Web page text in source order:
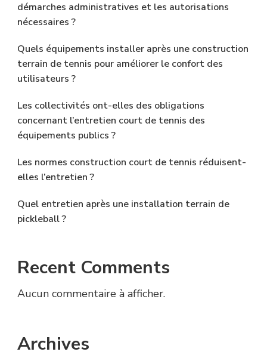
démarches administratives et les autorisations
nécessaires ?
Quels équipements installer après une construction
terrain de tennis pour améliorer le confort des
utilisateurs ?
Les collectivités ont-elles des obligations
concernant l’entretien court de tennis des
équipements publics ?
Les normes construction court de tennis réduisent-
elles l’entretien ?
Quel entretien après une installation terrain de
pickleball ?
Recent Comments
Aucun commentaire à afficher.
Archives